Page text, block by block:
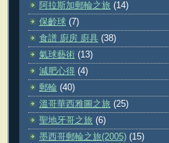
阿拉斯加郵輪之旅 (14)
保齡球 (7)
食譜 廚房 廚具 (38)
氣球藝術 (13)
減肥心得 (4)
郵輪 (40)
溫哥華西雅圖之旅 (25)
聖地牙哥之旅 (6)
墨西哥郵輪之旅(2005) (15)